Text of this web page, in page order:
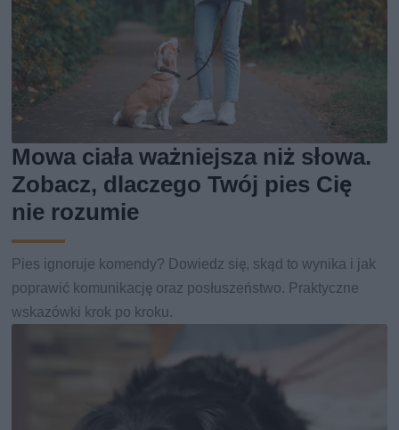
Mowa ciała ważniejsza niż słowa.
Zobacz, dlaczego Twój pies Cię
nie rozumie
Pies ignoruje komendy? Dowiedz się, skąd to wynika i jak
poprawić komunikację oraz posłuszeństwo. Praktyczne
wskazówki krok po kroku.